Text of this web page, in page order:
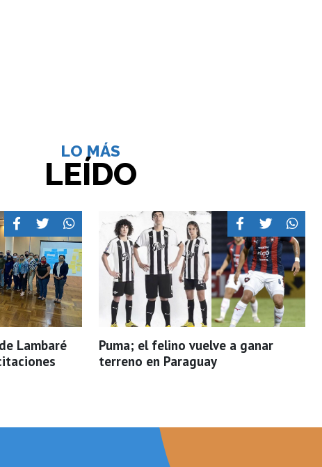
LO MÁS
LEÍDO
Lambaré
Puma; el felino vuelve a ganar
terreno en Paraguay